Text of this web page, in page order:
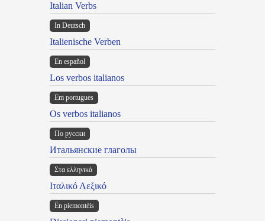
Italian Verbs
In Deutsch
Italienische Verben
En español
Los verbos italianos
Em portugues
Os verbos italianos
По русски
Итальянские глаголы
Στα ελληνικά
Ιταλικό Λεξικό
Ën piemontèis